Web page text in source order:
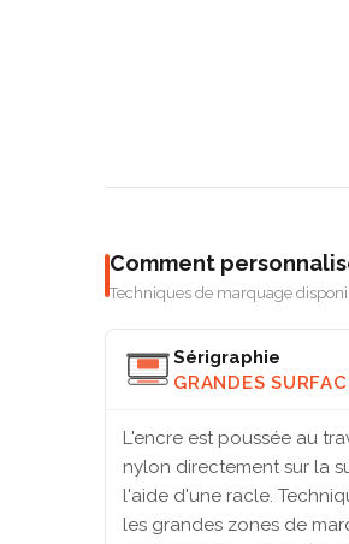
Comment
Techniques de marquage
Sérigraphie
GRANDES
L'encre est poussée au
nylon directement sur la
l'aide d'une racle.
les grandes zones de